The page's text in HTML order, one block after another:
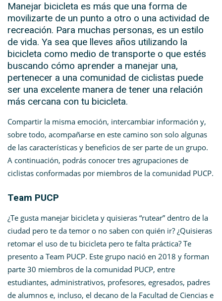
Manejar bicicleta es más que una forma de
movilizarte de un punto a otro o una actividad de
recreación. Para muchas personas, es un estilo
de vida. Ya sea que lleves años utilizando la
bicicleta como medio de transporte o que estés
buscando cómo aprender a manejar una,
pertenecer a una comunidad de ciclistas puede
ser una excelente manera de tener una relación
más cercana con tu bicicleta.
Compartir la misma emoción, intercambiar información y,
sobre todo, acompañarse en este camino son solo algunas
de las características y beneficios de ser parte de un grupo.
A continuación, podrás conocer tres agrupaciones de
ciclistas conformadas por miembros de la comunidad PUCP.
Team PUCP
¿Te gusta manejar bicicleta y quisieras “rutear” dentro de la
ciudad pero te da temor o no saben con quién ir? ¿Quisieras
retomar el uso de tu bicicleta pero te falta práctica? Te
presento a Team PUCP. Este grupo nació en 2018 y forman
parte 30 miembros de la comunidad PUCP, entre
estudiantes, administrativos, profesores, egresados, padres
de alumnos e, incluso, el decano de la Facultad de Ciencias e